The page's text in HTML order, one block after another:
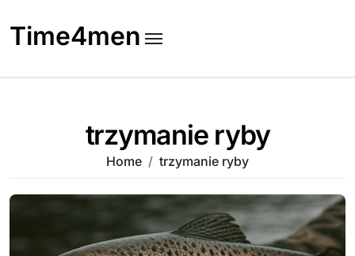
to
content
Time4men
trzymanie ryby
Home trzymanie ryby